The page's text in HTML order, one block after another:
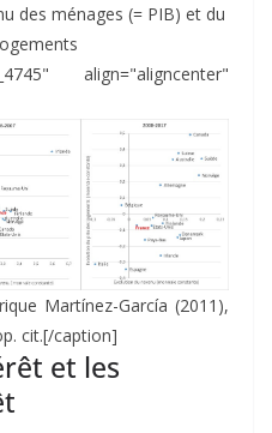
des ménages (= PIB) et du
align="aligncenter"
Martínez-García (2011),
cit.[/caption]
et les